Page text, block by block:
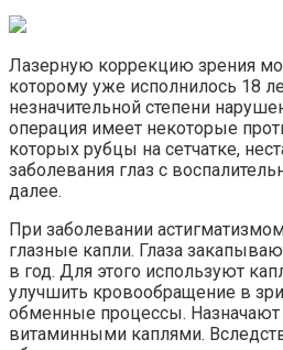
Лазерную коррекцию зрения
которому уже исполнилось 18
незначительной степени
операция имеет некоторые
которых рубцы на сетчатке,
заболевания глаз с
далее.
При заболевании
глазные капли. Глаза
в год. Для этого используют
улучшить кровообращение в
обменные процессы. Назначают
витаминными каплями.